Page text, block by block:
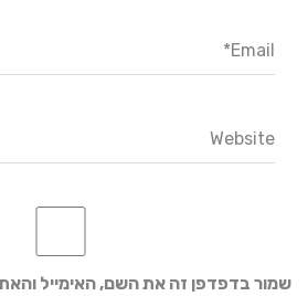
Email*
Website
שמור בדפדפן זה את השם, האימייל